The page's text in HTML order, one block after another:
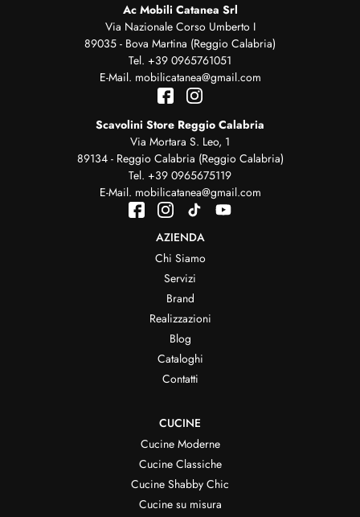
Ac Mobili Catanea Srl
Via Nazionale Corso Umberto I
89035 - Bova Martina (Reggio Calabria)
Tel. +39 0965761051
E-Mail. mobilicatanea@gmail.com
Scavolini Store Reggio Calabria
Via Mortara S. Leo, 1
89134 - Reggio Calabria (Reggio Calabria)
Tel. +39 0965675119
E-Mail. mobilicatanea@gmail.com
AZIENDA
Chi Siamo
Servizi
Brand
Realizzazioni
Blog
Cataloghi
Contatti
CUCINE
Cucine Moderne
Cucine Classiche
Cucine Shabby Chic
Cucine su misura